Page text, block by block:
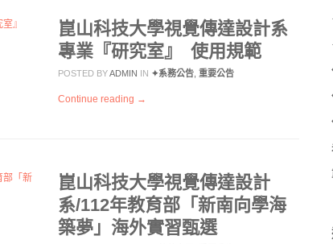
崑山科技大學視覺傳達設計系
專業『研究室』 使用規範
POSTED BYADMIN IN ✦系務公告 重要公告
Continue reading →
崑山科技大學視覺傳達設計
系/112年教育部「新南向學海
築夢」海外實習甄選